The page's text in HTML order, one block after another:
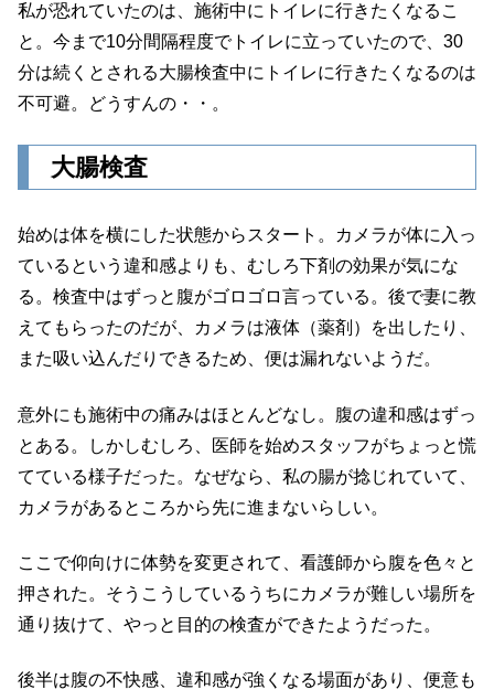
私が恐れていたのは、施術中にトイレに行きたくなるこ
と。今まで10分間隔程度でトイレに立っていたので、30
分は続くとされる大腸検査中にトイレに行きたくなるのは
不可避。どうすんの・・。
大腸検査
始めは体を横にした状態からスタート。カメラが体に入っ
ているという違和感よりも、むしろ下剤の効果が気にな
る。検査中はずっと腹がゴロゴロ言っている。後で妻に教
えてもらったのだが、カメラは液体（薬剤）を出したり、
また吸い込んだりできるため、便は漏れないようだ。
意外にも施術中の痛みはほとんどなし。腹の違和感はずっ
とある。しかしむしろ、医師を始めスタッフがちょっと慌
てている様子だった。なぜなら、私の腸が捻じれていて、
カメラがあるところから先に進まないらしい。
ここで仰向けに体勢を変更されて、看護師から腹を色々と
押された。そうこうしているうちにカメラが難しい場所を
通り抜けて、やっと目的の検査ができたようだった。
後半は腹の不快感、違和感が強くなる場面があり、便意も